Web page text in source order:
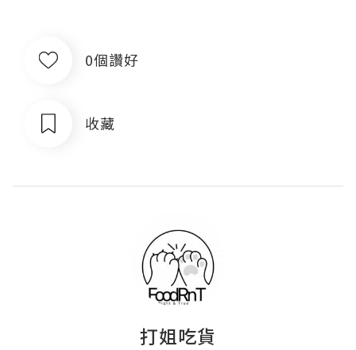
0個讚好
收藏
打姐吃貨